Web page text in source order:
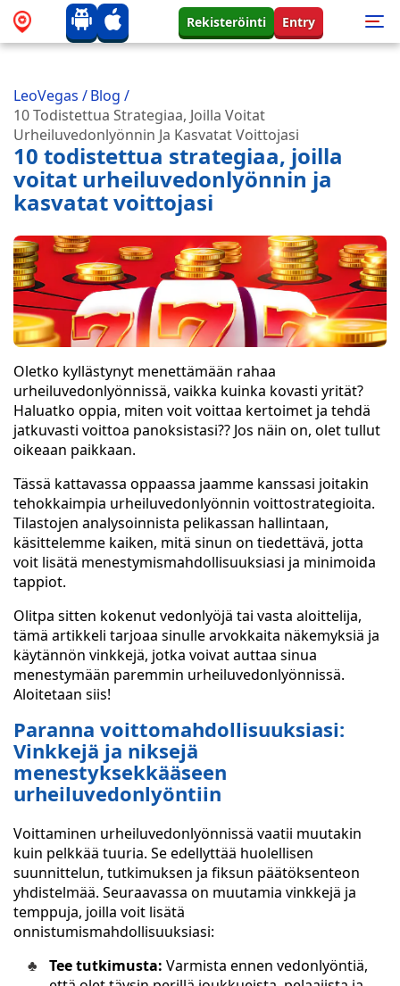
Rekisteröinti Entry
LeoVegas /Blog /
10 Todistettua Strategiaa, Joilla Voitat
Urheiluvedonlyönnin Ja Kasvatat Voittojasi
10 todistettua strategiaa, joilla
voitat urheiluvedonlyönnin ja
kasvatat voittojasi
Oletko kyllästynyt menettämään rahaa
urheiluvedonlyönnissä, vaikka kuinka kovasti yrität?
Haluatko oppia, miten voit voittaa kertoimet ja tehdä
jatkuvasti voittoa panoksistasi?? Jos näin on, olet tullut
oikeaan paikkaan.
Tässä kattavassa oppaassa jaamme kanssasi joitakin
tehokkaimpia urheiluvedonlyönnin voittostrategioita.
Tilastojen analysoinnista pelikassan hallintaan,
käsittelemme kaiken, mitä sinun on tiedettävä, jotta
voit lisätä menestymismahdollisuuksiasi ja minimoida
tappiot.
Olitpa sitten kokenut vedonlyöjä tai vasta aloittelija,
tämä artikkeli tarjoaa sinulle arvokkaita näkemyksiä ja
käytännön vinkkejä, jotka voivat auttaa sinua
menestymään paremmin urheiluvedonlyönnissä.
Aloitetaan siis!
Paranna voittomahdollisuuksiasi:
Vinkkejä ja niksejä
menestyksekkääseen
urheiluvedonlyöntiin
Voittaminen urheiluvedonlyönnissä vaatii muutakin
kuin pelkkää tuuria. Se edellyttää huolellisen
suunnittelun, tutkimuksen ja fiksun päätöksenteon
yhdistelmää. Seuraavassa on muutamia vinkkejä ja
temppuja, joilla voit lisätä
onnistumismahdollisuuksiasi:
Tee tutkimusta: Varmista ennen vedonlyöntiä,